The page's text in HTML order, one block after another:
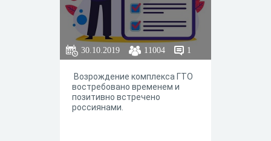
30.10.2019 11004 1
Возрождение комплекса ГТО
востребовано временем и
позитивно встречено
россиянами.